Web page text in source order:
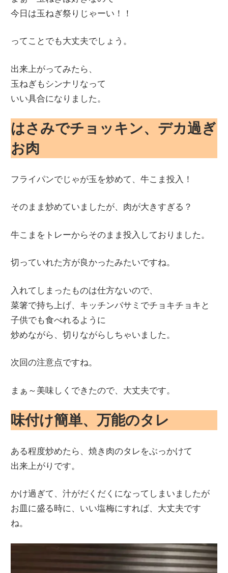
今日は玉ねぎ祭りじゃーい！！
ってことでも大丈夫でしょう。
出来上がってみたら、
玉ねぎもシンナリなって
いい具合になりました。
はさみでチョッキン、デカ過ぎ
お肉
フライパンでじゃが玉を炒めて、牛こま投入！
そのまま炒めていましたが、肉が大きすぎる？
牛こまをトレーからそのまま投入しておりました。
切っていれた方が良かったみたいですね。
入れてしまったものは仕方ないので、
菜箸で持ち上げ、キッチンバサミでチョキチョキと
子供でも食べれるように
炒めながら、切りながらしちゃいました。
次回の注意点ですね。
まぁ～美味しくできたので、大丈夫です。
味付け簡単、万能のタレ
ある程度炒めたら、焼き肉のタレをぶっかけて
出来上がりです。
かけ過ぎて、汁がだくだくになってしまいましたが
お皿に盛る時に、いい塩梅にすれば、大丈夫です
ね。